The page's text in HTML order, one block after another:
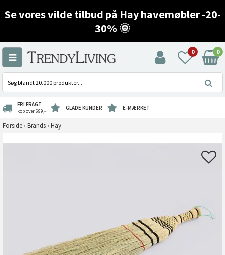
Se vores vilde tilbud på Hay havemøbler -20-
30% 🌞
0 0
FRI FRAGT
køb over 699,- GLADE KUNDER E-MÆRKET
Forside › Brands › Hay